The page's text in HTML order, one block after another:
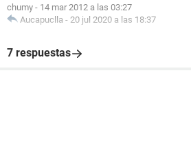
chumy - 14 mar 2012 a las 03:27
Aucapuclla - 20 jul 2020 a las 18:37
7 respuestas